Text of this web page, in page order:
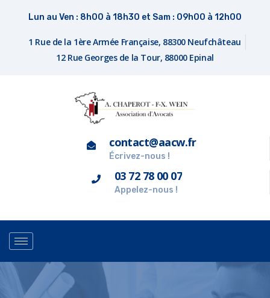
Lun au Ven : 8h00 à 18h30 et Sam : 09h00 à 12h00
1 Rue de la 1ère Armée Française, 88300 Neufchâteau
12 Rue Georges de la Tour, 88000 Epinal
contact@aacw.fr
Écrivez-nous !
03 72 78 00 07
Appelez-nous !